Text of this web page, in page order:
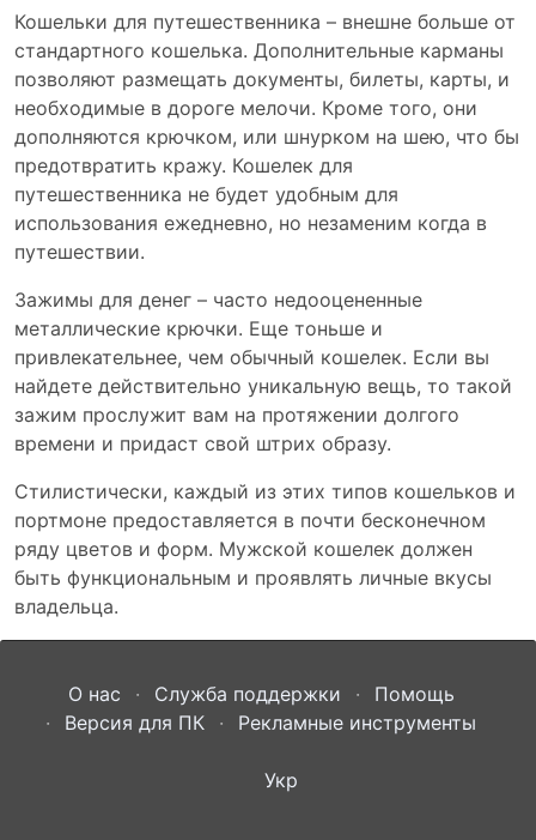
Кошельки для путешественника – внешне больше от
стандартного кошелька. Дополнительные карманы
позволяют размещать документы, билеты, карты, и
необходимые в дороге мелочи. Кроме того, они
дополняются крючком, или шнурком на шею, что бы
предотвратить кражу. Кошелек для
путешественника не будет удобным для
использования ежедневно, но незаменим когда в
путешествии.
Зажимы для денег – часто недооцененные
металлические крючки. Еще тоньше и
привлекательнее, чем обычный кошелек. Если вы
найдете действительно уникальную вещь, то такой
зажим прослужит вам на протяжении долгого
времени и придаст свой штрих образу.
Стилистически, каждый из этих типов кошельков и
портмоне предоставляется в почти бесконечном
ряду цветов и форм. Мужской кошелек должен
быть функциональным и проявлять личные вкусы
владельца.
О нас Служба поддержки
Помощь
Версия для ПК
Рекламные инструменты
Укр